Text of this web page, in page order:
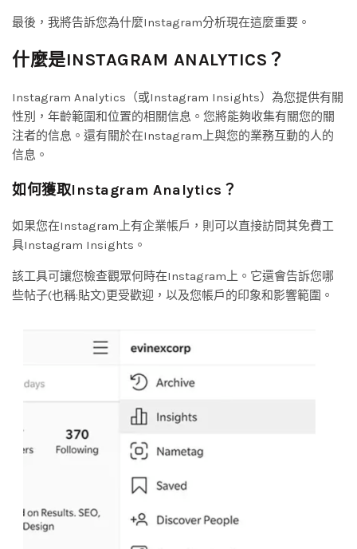
最後，我將告訴您為什麼Instagram分析現在這麼重要。
什麼是INSTAGRAM ANALYTICS？
Instagram Analytics（或Instagram Insights）為您提供有關
性別，年齡範圍和位置的相關信息。您將能夠收集有關您的關
注者的信息。還有關於在Instagram上與您的業務互動的人的
信息。
如何獲取Instagram Analytics？
如果您在Instagram上有企業帳戶，則可以直接訪問其免費工
具Instagram Insights。
該工具可讓您檢查觀眾何時在Instagram上。它還會告訴您哪
些帖子(也稱:貼文)更受歡迎，以及您帳戶的印象和影響範圍。